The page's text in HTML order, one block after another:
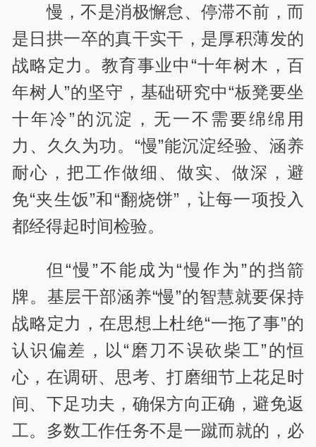
慢，不是消极懈怠、停滞不前，而
是日拱一卒的真干实干，是厚积薄发的
战略定力。教育事业中“十年树木，百
年树人”的坚守，基础研究中“板凳要坐
十年冷”的沉淀，无一不需要绵绵用
力、久久为功。“慢”能沉淀经验、涵养
耐心，把工作做细、做实、做深，避
免“夹生饭”和“翻烧饼”，让每一项投入
都经得起时间检验。
但“慢”不能成为“慢作为”的挡箭
牌。基层干部涵养“慢”的智慧就要保持
战略定力，在思想上杜绝“一拖了事”的
认识偏差，以“磨刀不误砍柴工”的恒
心，在调研、思考、打磨细节上花足时
间、下足功夫，确保方向正确，避免返
工。多数工作任务不是一蹴而就的，必